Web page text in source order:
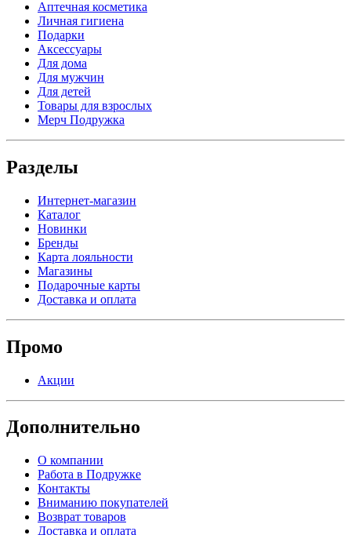
Аптечная косметика
Личная гигиена
Подарки
Аксессуары
Для дома
Для мужчин
Для детей
Товары для взрослых
Мерч Подружка
Разделы
Интернет-магазин
Каталог
Новинки
Бренды
Карта лояльности
Магазины
Подарочные карты
Доставка и оплата
Промо
Акции
Дополнительно
О компании
Работа в Подружке
Контакты
Вниманию покупателей
Возврат товаров
Доставка и оплата